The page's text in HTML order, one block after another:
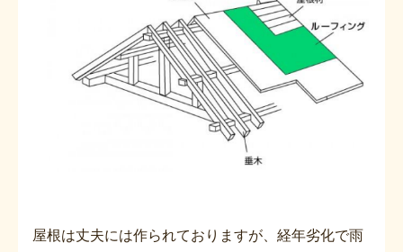
屋根は丈夫には作られておりますが、経年劣化で雨